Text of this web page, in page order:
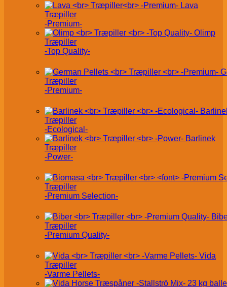
Lava
Træpiller
-Premium-
Olimp
Træpiller
-Top Quality-
Træpiller
-Premium-
Træpiller
-Ecological-
Barlinek
Træpiller
-Power-
Træpiller
-Premium Selection-
Træpiller
-Premium Quality-
Vida
Træpiller
-Varme Pellets-